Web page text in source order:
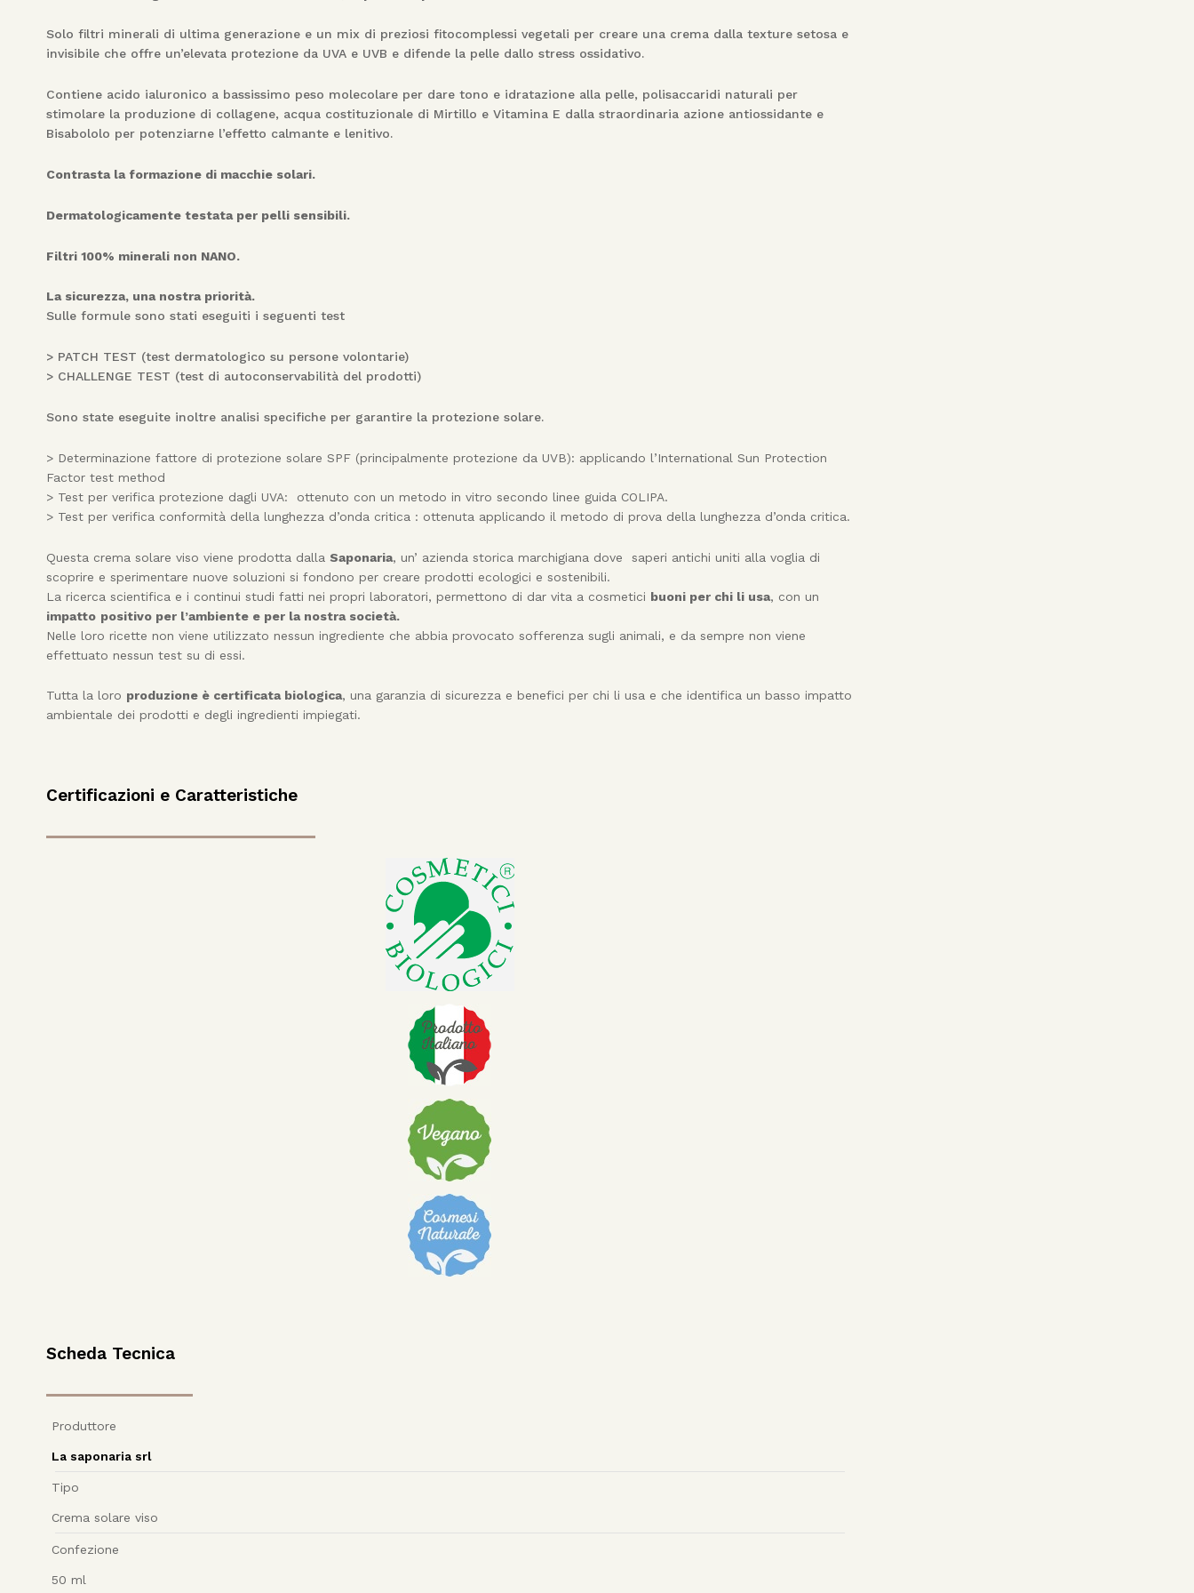
Solo filtri minerali di ultima generazione e un mix di preziosi fitocomplessi vegetali per creare una crema dalla texture setosa e
invisibile che offre un’elevata protezione da UVA e UVB e difende la pelle dallo stress ossidativo.
Contiene acido ialuronico a bassissimo peso molecolare per dare tono e idratazione alla pelle, polisaccaridi naturali per
stimolare la produzione di collagene, acqua costituzionale di Mirtillo e Vitamina E dalla straordinaria azione antiossidante e
Bisabololo per potenziarne l’effetto calmante e lenitivo.
Contrasta la formazione di macchie solari.
Dermatologicamente testata per pelli sensibili.
Filtri 100% minerali non NANO.
La sicurezza, una nostra priorità.
Sulle formule sono stati eseguiti i seguenti test
> PATCH TEST (test dermatologico su persone volontarie)
> CHALLENGE TEST (test di autoconservabilità del prodotti)
Sono state eseguite inoltre analisi specifiche per garantire la protezione solare.
> Determinazione fattore di protezione solare SPF (principalmente protezione da UVB): applicando l’International Sun Protection
Factor test method
> Test per verifica protezione dagli UVA: ottenuto con un metodo in vitro secondo linee guida COLIPA.
> Test per verifica conformità della lunghezza d’onda critica : ottenuta applicando il metodo di prova della lunghezza d’onda critica.
Questa crema solare viso viene prodotta dalla Saponaria, un’ azienda storica marchigiana dove saperi antichi uniti alla voglia di
scoprire e sperimentare nuove soluzioni si fondono per creare prodotti ecologici e sostenibili.
La ricerca scientifica e i continui studi fatti nei propri laboratori, permettono di dar vita a cosmetici buoni per chi li usa, con un
impatto positivo per l’ambiente e per la nostra società.
Nelle loro ricette non viene utilizzato nessun ingrediente che abbia provocato sofferenza sugli animali, e da sempre non viene
effettuato nessun test su di essi.
Tutta la loro produzione è certificata biologica, una garanzia di sicurezza e benefici per chi li usa e che identifica un basso impatto
ambientale dei prodotti e degli ingredienti impiegati.
Certificazioni e Caratteristiche
Scheda Tecnica
Produttore
La saponaria srl
Tipo
Crema solare viso
Confezione
50 ml